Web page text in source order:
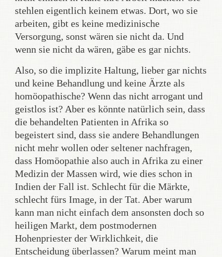
stehlen eigentlich keinem etwas. Dort, wo sie
arbeiten, gibt es keine medizinische
Versorgung, sonst wären sie nicht da. Und
wenn sie nicht da wären, gäbe es gar nichts.
Also, so die implizite Haltung, lieber gar nichts
und keine Behandlung und keine Ärzte als
homöopathische? Wenn das nicht arrogant und
geistlos ist? Aber es könnte natürlich sein, dass
die behandelten Patienten in Afrika so
begeistert sind, dass sie andere Behandlungen
nicht mehr wollen oder seltener nachfragen,
dass Homöopathie also auch in Afrika zu einer
Medizin der Massen wird, wie dies schon in
Indien der Fall ist. Schlecht für die Märkte,
schlecht fürs Image, in der Tat. Aber warum
kann man nicht einfach dem ansonsten doch so
heiligen Markt, dem postmodernen
Hohenpriester der Wirklichkeit, die
Entscheidung überlassen? Warum meint man